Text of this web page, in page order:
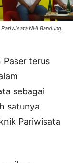
NHI Bandung.
terus
sebagai
satunya
Pariwisata